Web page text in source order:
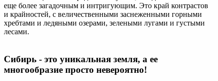
еще более загадочным и интригующим. Это край контрастов
и крайностей, с величественными заснеженными горными
хребтами и ледяными озерами, зелеными лугами и густыми
лесами.
Сибирь - это уникальная земля, а ее
многообразие просто невероятно!